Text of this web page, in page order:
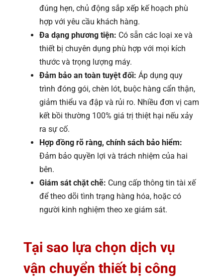
đúng hẹn, chủ động sắp xếp kế hoạch phù
hợp với yêu cầu khách hàng.
Đa dạng phương tiện: Có sẵn các loại xe và
thiết bị chuyên dụng phù hợp với mọi kích
thước và trọng lượng máy.
Đảm bảo an toàn tuyệt đối: Áp dụng quy
trình đóng gói, chèn lót, buộc hàng cẩn thận,
giảm thiểu va đập và rủi ro. Nhiều đơn vị cam
kết bồi thường 100% giá trị thiệt hại nếu xảy
ra sự cố.
Hợp đồng rõ ràng, chính sách bảo hiểm:
Đảm bảo quyền lợi và trách nhiệm của hai
bên.
Giám sát chặt chẽ: Cung cấp thông tin tài xế
để theo dõi tình trạng hàng hóa, hoặc có
người kinh nghiệm theo xe giám sát.
Tại sao lựa chọn dịch vụ
vận chuyển thiết bị công